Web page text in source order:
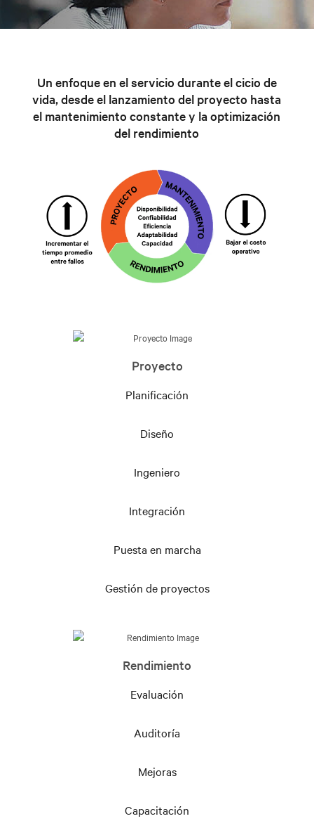
Un enfoque en el servicio durante el cicio de
vida, desde el lanzamiento del proyecto hasta
el mantenimiento constante y la optimización
del rendimiento
Proyecto
Planificación
Diseño
Ingeniero
Integración
Puesta en marcha
Gestión de proyectos
Rendimiento
Evaluación
Auditoría
Mejoras
Capacitación